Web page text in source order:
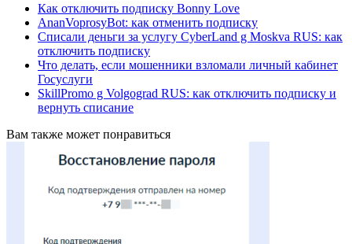
Как отключить подписку Bonny Love
AnanVoprosyBot: как отменить подписку
Списали деньги за услугу CyberLand g Moskva RUS: как
отключить подписку
Что делать, если мошенники взломали личный кабинет
Госуслуги
SkillPromo g Volgograd RUS: как отключить подписку и
вернуть списание
Вам также может понравиться